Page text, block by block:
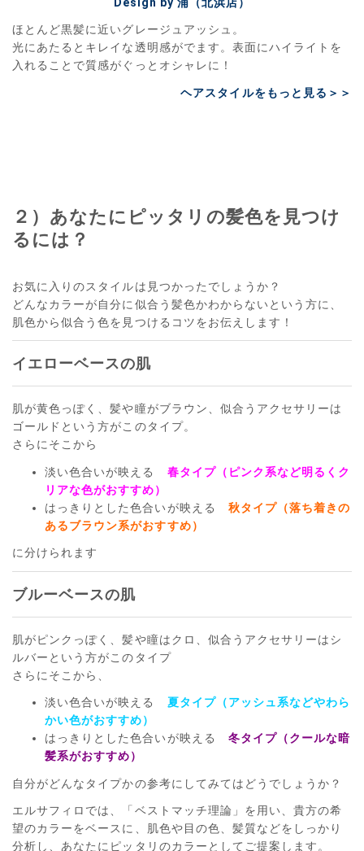
ほとんど黒髪に近いグレージュアッシュ。
光にあたるとキレイな透明感がでます。表面にハイライトを
入れることで質感がぐっとオシャレに！
ヘアスタイルをもっと見る＞＞
２）あなたにピッタリの髪色を見つけ
るには？
お気に入りのスタイルは見つかったでしょうか？
どんなカラーが自分に似合う髪色かわからないという方に、
肌色から似合う色を見つけるコツをお伝えします！
イエローベースの肌
肌が黄色っぽく、髪や瞳がブラウン、似合うアクセサリーは
ゴールドという方がこのタイプ。
さらにそこから
淡い色合いが映える 春タイプ（ピンク系など明るくク
リアな色がおすすめ）
はっきりとした色合いが映える 秋タイプ（落ち着きの
あるブラウン系がおすすめ）
に分けられます
ブルーベースの肌
肌がピンクっぽく、髪や瞳はクロ、似合うアクセサリーはシ
ルバーという方がこのタイプ
さらにそこから、
淡い色合いが映える 夏タイプ（アッシュ系などやわら
かい色がおすすめ）
はっきりとした色合いが映える 冬タイプ（クールな暗
髪系がおすすめ）
自分がどんなタイプかの参考にしてみてはどうでしょうか？
エルサフィロでは、「ベストマッチ理論」を用い、貴方の希
望のカラーをベースに、肌色や目の色、髪質などをしっかり
分析し、あなたにピッタリのカラーとしてご提案します。